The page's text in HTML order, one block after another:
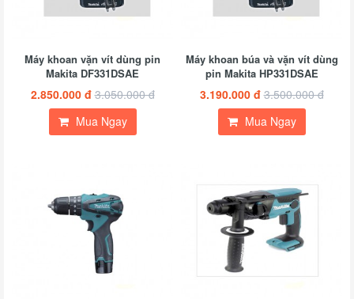
Máy khoan vặn vít dùng pin
Makita DF331DSAE
2.850.000 đ 3.050.000 đ
Mua Ngay
Máy khoan búa và vặn vít dùng
pin Makita HP331DSAE
3.190.000 đ 3.500.000 đ
Mua Ngay